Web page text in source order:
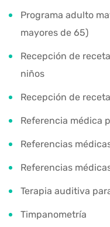
Programa adulto
mayores de 65)
Recepción de
niños
Recepción de
Referencia médica
Referencias
Referencias
Terapia auditiva
Timpanometría